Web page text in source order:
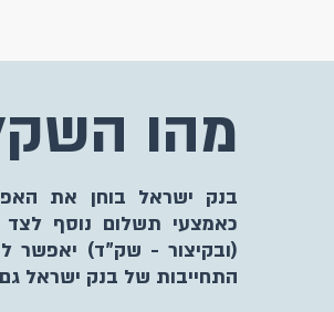
מהו
בנק ישראל בוחן את
כאמצעי תשלום נוסף לצד
(ובקיצור - שק"ד) יאפשר
התחייבות של בנק ישראל